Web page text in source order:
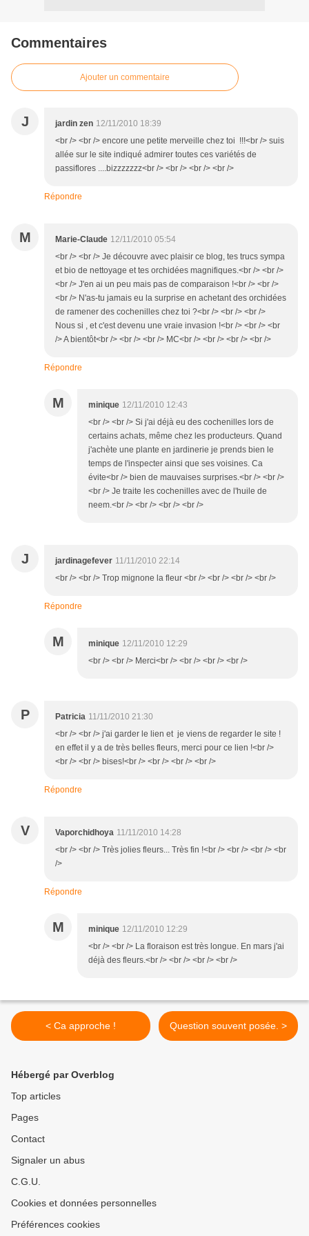
Commentaires
Ajouter un commentaire
J jardin zen 12/11/2010 18:39
<br /> <br /> encore une petite merveille chez toi !!!<br /> suis
allée sur le site indiqué admirer toutes ces variétés de
passiflores ....bizzzzzzz<br /> <br /> <br /> <br />
Répondre
M Marie-Claude 12/11/2010 05:54
<br /> <br /> Je découvre avec plaisir ce blog, tes trucs sympa
et bio de nettoyage et tes orchidées magnifiques.<br /> <br />
<br /> J'en ai un peu mais pas de comparaison !<br /> <br />
<br /> N'as-tu jamais eu la surprise en achetant des orchidées
de ramener des cochenilles chez toi ?<br /> <br /> <br />
Nous si , et c'est devenu une vraie invasion !<br /> <br /> <br
/> A bientôt<br /> <br /> <br /> MC<br /> <br /> <br /> <br />
Répondre
M minique 12/11/2010 12:43
<br /> <br /> Si j'ai déjà eu des cochenilles lors de
certains achats, même chez les producteurs. Quand
j'achète une plante en jardinerie je prends bien le
temps de l'inspecter ainsi que ses voisines. Ca
évite<br /> bien de mauvaises surprises.<br /> <br />
<br /> Je traite les cochenilles avec de l'huile de
neem.<br /> <br /> <br /> <br />
J jardinagefever 11/11/2010 22:14
<br /> <br /> Trop mignone la fleur <br /> <br /> <br /> <br />
Répondre
M minique 12/11/2010 12:29
<br /> <br /> Merci<br /> <br /> <br /> <br />
P Patricia 11/11/2010 21:30
<br /> <br /> j'ai garder le lien et je viens de regarder le site !
en effet il y a de très belles fleurs, merci pour ce lien !<br />
<br /> <br /> bises!<br /> <br /> <br /> <br />
Répondre
V Vaporchidhoya 11/11/2010 14:28
<br /> <br /> Très jolies fleurs... Très fin !<br /> <br /> <br /> <br
/>
Répondre
M minique 12/11/2010 12:29
<br /> <br /> La floraison est très longue. En mars j'ai
déjà des fleurs.<br /> <br /> <br /> <br />
< Ca approche ! Question souvent posée. >
Hébergé par Overblog
Top articles
Pages
Contact
Signaler un abus
C.G.U.
Cookies et données personnelles
Préférences cookies